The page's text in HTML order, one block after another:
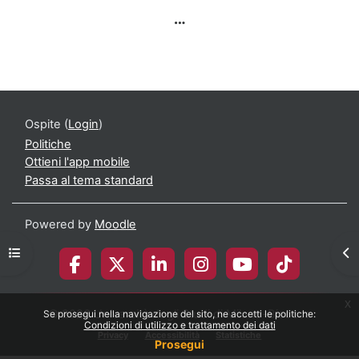
Se prosegui nella navigazione del sito, ne accetti le politiche:
Condizioni di utilizzo e trattamento dei dati
Prosegui
x
Apri indice del corso
Ospite (Login)
Politiche
Ottieni l'app mobile
Passa al tema standard
Powered by Moodle
© 2026 Università degli Studi di Milano-Bicocca